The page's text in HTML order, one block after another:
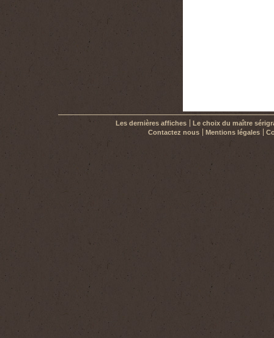
Les dernières affiches
Le choix du maître
Contactez nous
Mentions légales